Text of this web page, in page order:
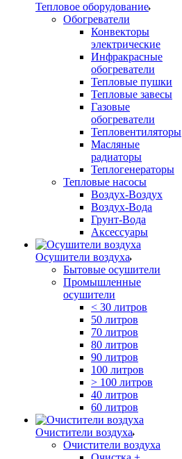
Тепловое оборудование
Обогреватели
Конвекторы
электрические
Инфракрасные
обогреватели
Тепловые пушки
Тепловые завесы
Газовые
обогреватели
Тепловентиляторы
Масляные
радиаторы
Теплогенераторы
Тепловые насосы
Воздух-Воздух
Воздух-Вода
Грунт-Вода
Аксессуары
Осушители воздуха
Бытовые осушители
Промышленные
осушители
< 30 литров
50 литров
70 литров
80 литров
90 литров
100 литров
> 100 литров
40 литров
60 литров
Очистители воздуха
Очистители воздуха